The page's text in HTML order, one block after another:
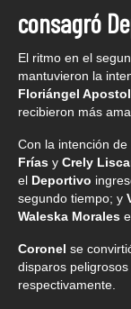
consagró
El ritmo en el
mantuvieron la
Floriángel Apostol
recibieron más
Con la intención
Frías y Crely
el Deportivo
segundo tiempo; y
Waleska Morales
Coronel se
disparos peligrosos
respectivamente.